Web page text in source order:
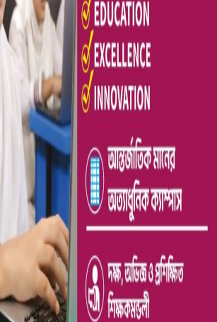
কারাগারে
দুর্ঘটনা, নিহত ১৫